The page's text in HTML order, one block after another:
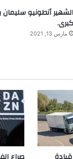
الشهير أنطونيو
كبرى.
مارس 13, 2021